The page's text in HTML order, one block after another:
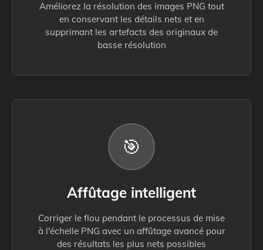
Améliorez la résolution des images PNG tout
en conservant les détails nets et en
supprimant les artefacts des originaux de
basse résolution
🎯
Affûtage intelligent
Corriger le flou pendant le processus de mise
à l'échelle PNG avec un affûtage avancé pour
des résultats les plus nets possibles